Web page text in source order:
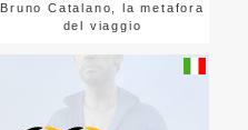
Bruno Catalano, la metafora
del viaggio